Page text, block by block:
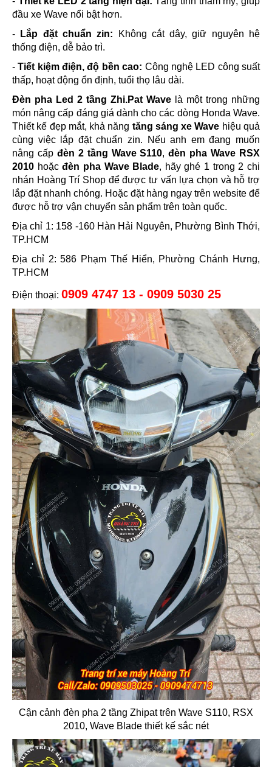
đầu xe Wave nổi bật hơn.
-
Lắp đặt chuẩn zin:
Không cắt dây, giữ nguyên hệ
thống điện, dễ bảo trì.
-Tiết kiệm điện, độ bền cao: Công nghệ LED công suất
thấp, hoạt động ổn định, tuổi thọ lâu dài.
Đèn pha Led 2 tầng Zhi.Pat Wave là một trong những
món nâng cấp đáng giá dành cho các dòng Honda Wave.
Thiết kế đẹp mắt, khả năng tăng sáng xe Wave hiệu quả
cùng việc lắp đặt chuẩn zin.
Nếu anh em đang muốn
nâng cấp đèn 2 tầng Wave S110,đèn pha Wave RSX
2010 hoặcđèn pha Wave Blade, hãy ghé 1 trong 2 chi
nhán Hoàng Trí Shop để được tư vấn lựa chọn và hỗ trợ
lắp đặt nhanh chóng. Hoặc đặt hàng ngay trên website để
được hỗ trợ vận chuyển sản phẩm trên toàn quốc.
Địa chỉ 1: 158 -160 Hàn Hải Nguyên, Phường Bình Thới,
TP.HCM
Địa chỉ 2: 586 Phạm Thế Hiển, Phường Chánh Hưng,
TP.HCM
Điện thoại: 0909 4747 13 - 0909 5030 25
Cận cảnh đèn pha 2 tầng Zhipat trên Wave S110, RSX
2010, Wave Blade thiết kế sắc nét